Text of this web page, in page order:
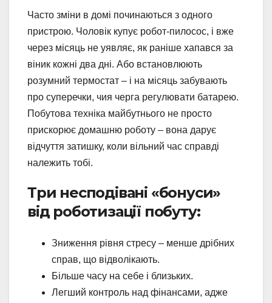
Часто зміни в домі починаються з одного
пристрою. Чоловік купує робот-пилосос, і вже
через місяць не уявляє, як раніше хапався за
віник кожні два дні. Або встановлюють
розумний термостат – і на місяць забувають
про суперечки, чия черга регулювати батарею.
Побутова техніка майбутнього не просто
прискорює домашню роботу – вона дарує
відчуття затишку, коли вільний час справді
належить тобі.
Три несподівані «бонуси»
від роботизації побуту:
Зниження рівня стресу – менше дрібних
справ, що відволікають.
Більше часу на себе і близьких.
Легший контроль над фінансами, адже